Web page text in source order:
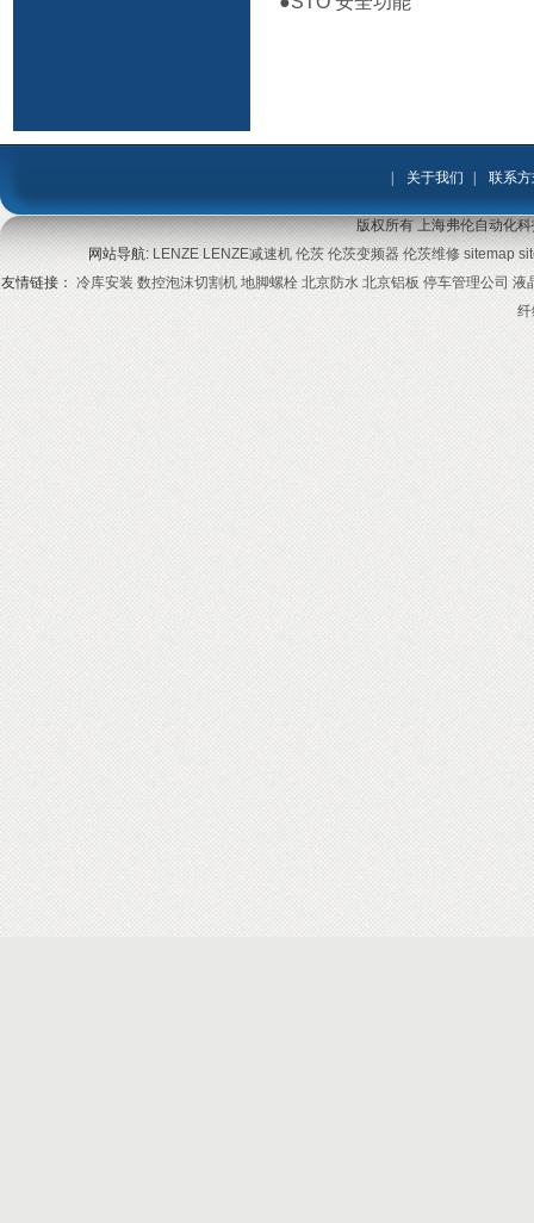
关于我们 联系方
版权所有 上海弗伦自动化
网站导航: LENZE LENZE减速机 伦茨 伦茨变频器 伦茨维修 sitemap
友情链接： 冷库安装 数控泡沫切割机 地脚螺栓 北京防水 北京铝板 停车管理公司 液
纤